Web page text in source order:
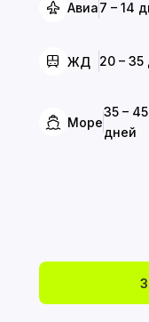
Авиа7 – 14
ЖД 20 – 35
Море
35 – 45
дней